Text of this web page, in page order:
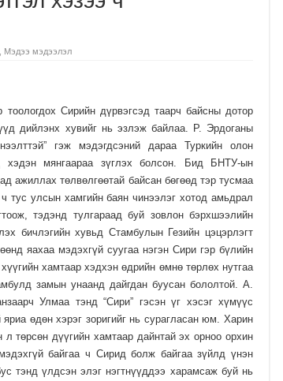
Мэдээ мэдээлэл
Сирийн дүрвэгсэд таарч байсны дотор
дийлэнх хувийг нь эзлэж байлаа. Р. Эрдоганы
гэж мэдэгдсэний дараа Туркийн олон
мянгаараа зүглэх болсон. Бид БНТУ-ын
ажиллах төлвөлгөөтай байсан бөгөөд тэр тусмаа
улсын хамгийн баян чинээлэг хотод амьдрал
тэдэнд тулгараад буй зовлон бэрхшээлийн
бичлэгийн хувьд Стамбулын Гезийн цэцэрлэгт
яахаа мэдэхгүй суугаа нэгэн Сири гэр бүлийн
хамтаар хэдхэн өдрийн өмнө төрлөх нутгаа
замын унаанд дайгдан буусан бололтой. А.
Улмаа тэнд “Сири” гэсэн үг хэсэг хүмүүс
өдөн хэрэг зоригийг нь сурагласан юм. Харин
төрсөн дүүгийн хамтаар дайнтай эх орноо орхин
байгаа ч Сирид болж байгаа зүйлд үнэн
тэнд үлдсэн элэг нэгтнүүддээ харамсаж буй нь